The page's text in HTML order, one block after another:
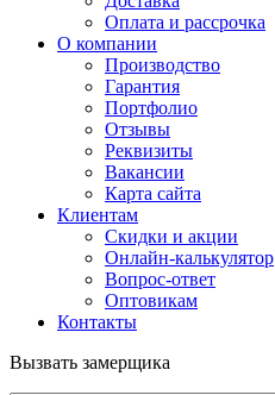
Оплата и рассрочка
О компании
Производство
Гарантия
Портфолио
Отзывы
Реквизиты
Вакансии
Карта сайта
Клиентам
Скидки и акции
Онлайн-калькулятор
Вопрос-ответ
Оптовикам
Контакты
Вызвать замерщика